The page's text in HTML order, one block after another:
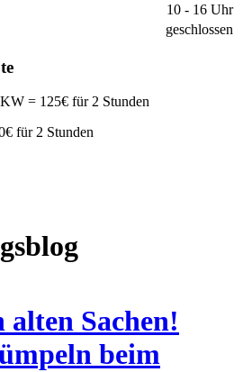
10 - 16 Uhr
geschlossen
alten Sachen!
beim